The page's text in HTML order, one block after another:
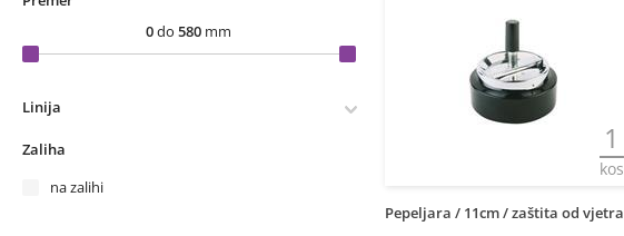
0do580 mm
Linija
Zaliha
na zalihi
1
kos
Pepeljara / 11cm / zaštita od vjetra